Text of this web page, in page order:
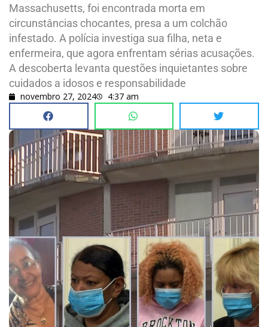
Massachusetts, foi encontrada morta em
circunstâncias chocantes, presa a um colchão
infestado. A polícia investiga sua filha, neta e
enfermeira, que agora enfrentam sérias acusações.
A descoberta levanta questões inquietantes sobre
cuidados a idosos e responsabilidade
novembro 27, 2024 4:37 am